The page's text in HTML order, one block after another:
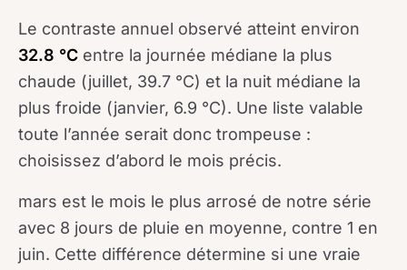
Le contraste annuel observé atteint environ
32.8 °C entre la journée médiane la plus
chaude (juillet, 39.7 °C) et la nuit médiane la
plus froide (janvier, 6.9 °C). Une liste valable
toute l’année serait donc trompeuse :
choisissez d’abord le mois précis.
mars est le mois le plus arrosé de notre série
avec 8 jours de pluie en moyenne, contre 1 en
juin. Cette différence détermine si une vraie